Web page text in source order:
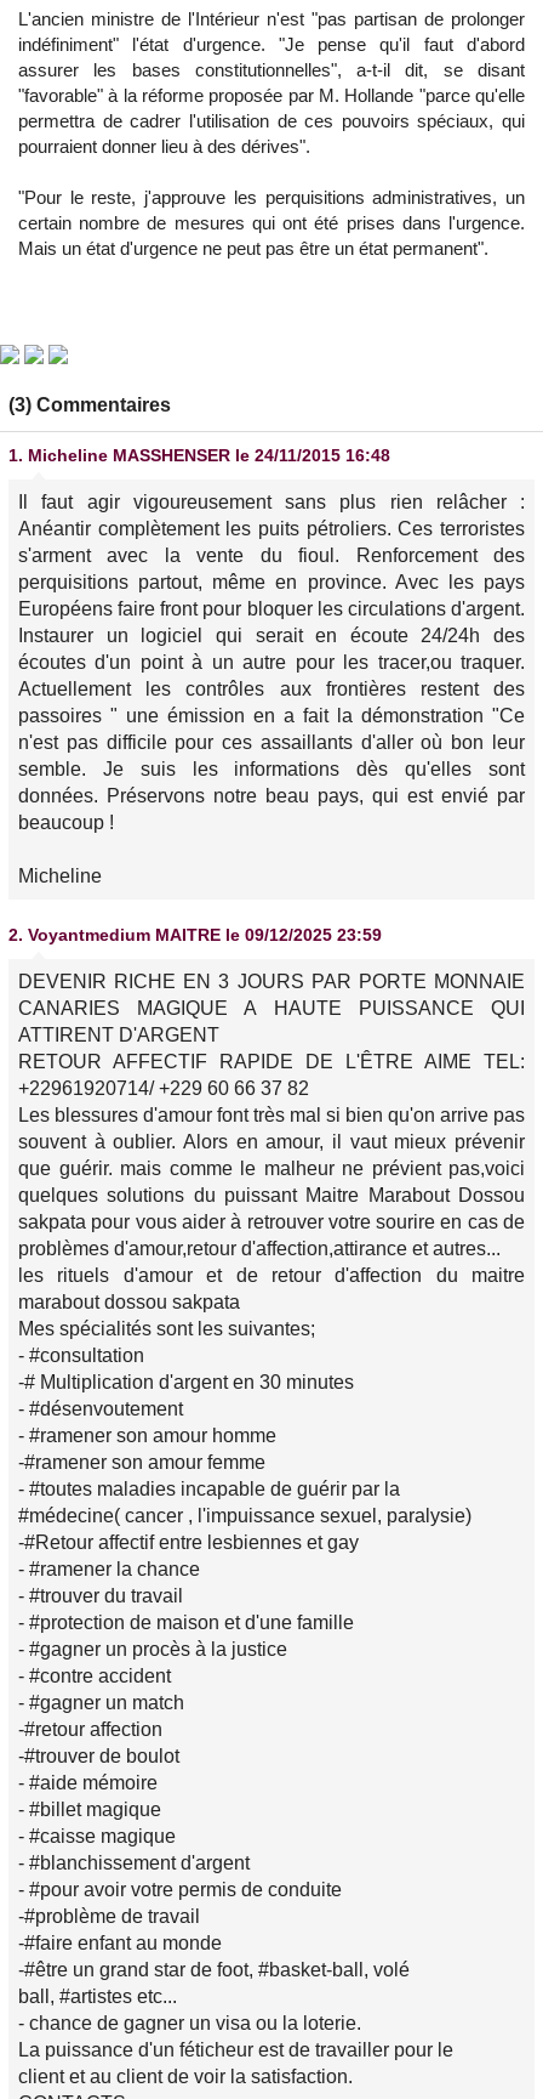
L'ancien ministre de l'Intérieur n'est "pas partisan de prolonger
indéfiniment" l'état d'urgence. "Je pense qu'il faut d'abord
assurer les bases constitutionnelles", a-t-il dit, se disant
"favorable" à la réforme proposée par M. Hollande "parce qu'elle
permettra de cadrer l'utilisation de ces pouvoirs spéciaux, qui
pourraient donner lieu à des dérives".
"Pour le reste, j'approuve les perquisitions administratives, un
certain nombre de mesures qui ont été prises dans l'urgence.
Mais un état d'urgence ne peut pas être un état permanent".
(3) Commentaires
1. Micheline MASSHENSER le 24/11/2015 16:48
Il faut agir vigoureusement sans plus rien relâcher :
Anéantir complètement les puits pétroliers. Ces terroristes
s'arment avec la vente du fioul. Renforcement des
perquisitions partout, même en province. Avec les pays
Européens faire front pour bloquer les circulations d'argent.
Instaurer un logiciel qui serait en écoute 24/24h des
écoutes d'un point à un autre pour les tracer,ou traquer.
Actuellement les contrôles aux frontières restent des
passoires " une émission en a fait la démonstration "Ce
n'est pas difficile pour ces assaillants d'aller où bon leur
semble. Je suis les informations dès qu'elles sont
données. Préservons notre beau pays, qui est envié par
beaucoup !
Micheline
2. Voyantmedium MAITRE le 09/12/2025 23:59
DEVENIR RICHE EN 3 JOURS PAR PORTE MONNAIE
CANARIES MAGIQUE A HAUTE PUISSANCE QUI
ATTIRENT D'ARGENT
RETOUR AFFECTIF RAPIDE DE L'ÊTRE AIME TEL:
+22961920714/ +229 60 66 37 82
Les blessures d'amour font très mal si bien qu'on arrive pas
souvent à oublier. Alors en amour, il vaut mieux prévenir
que guérir. mais comme le malheur ne prévient pas,voici
quelques solutions du puissant Maitre Marabout Dossou
sakpata pour vous aider à retrouver votre sourire en cas de
problèmes d'amour,retour d'affection,attirance et autres...
les rituels d'amour et de retour d'affection du maitre
marabout dossou sakpata
Mes spécialités sont les suivantes;
- #consultation
-# Multiplication d'argent en 30 minutes
- #désenvoutement
- #ramener son amour homme
-#ramener son amour femme
- #toutes maladies incapable de guérir par la
#médecine( cancer , l'impuissance sexuel, paralysie)
-#Retour affectif entre lesbiennes et gay
- #ramener la chance
- #trouver du travail
- #protection de maison et d'une famille
- #gagner un procès à la justice
- #contre accident
- #gagner un match
-#retour affection
-#trouver de boulot
- #aide mémoire
- #billet magique
- #caisse magique
- #blanchissement d'argent
- #pour avoir votre permis de conduite
-#problème de travail
-#faire enfant au monde
-#être un grand star de foot, #basket-ball, volé
ball, #artistes etc...
- chance de gagner un visa ou la loterie.
La puissance d'un féticheur est de travailler pour le
client et au client de voir la satisfaction.